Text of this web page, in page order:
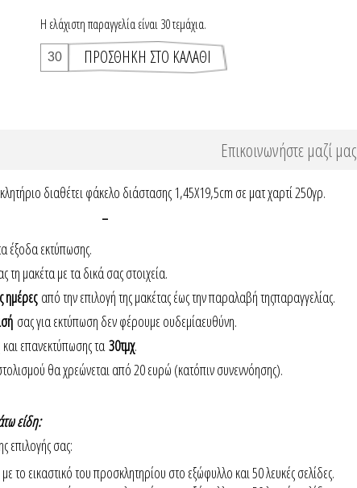
Η ελάχιστη παραγγελία είναι 30 τεμάχια.
Επικοινωνήστε μαζί μας
διαθέτει φάκελο διάστασης 1,45X19,5cm σε ματ χαρτί 250γρ.
-
έξοδα εκτύπωσης.
μακέτα με τα δικά σας στοιχεία.
ημέρες από την επιλογή της μακέτας έως την παραλαβή τηςπαραγγελίας.
σας για εκτύπωση δεν φέρουμε ουδεμίαευθύνη.
και επανεκτύπωσης τα30τμχ.
θα χρεώνεται από 20 ευρώ (κατόπιν συνεννόησης).
είδη:
επιλογής σας:
το εικαστικό του προσκλητηρίου στο εξώφυλλο και 50 λευκές σελίδες.